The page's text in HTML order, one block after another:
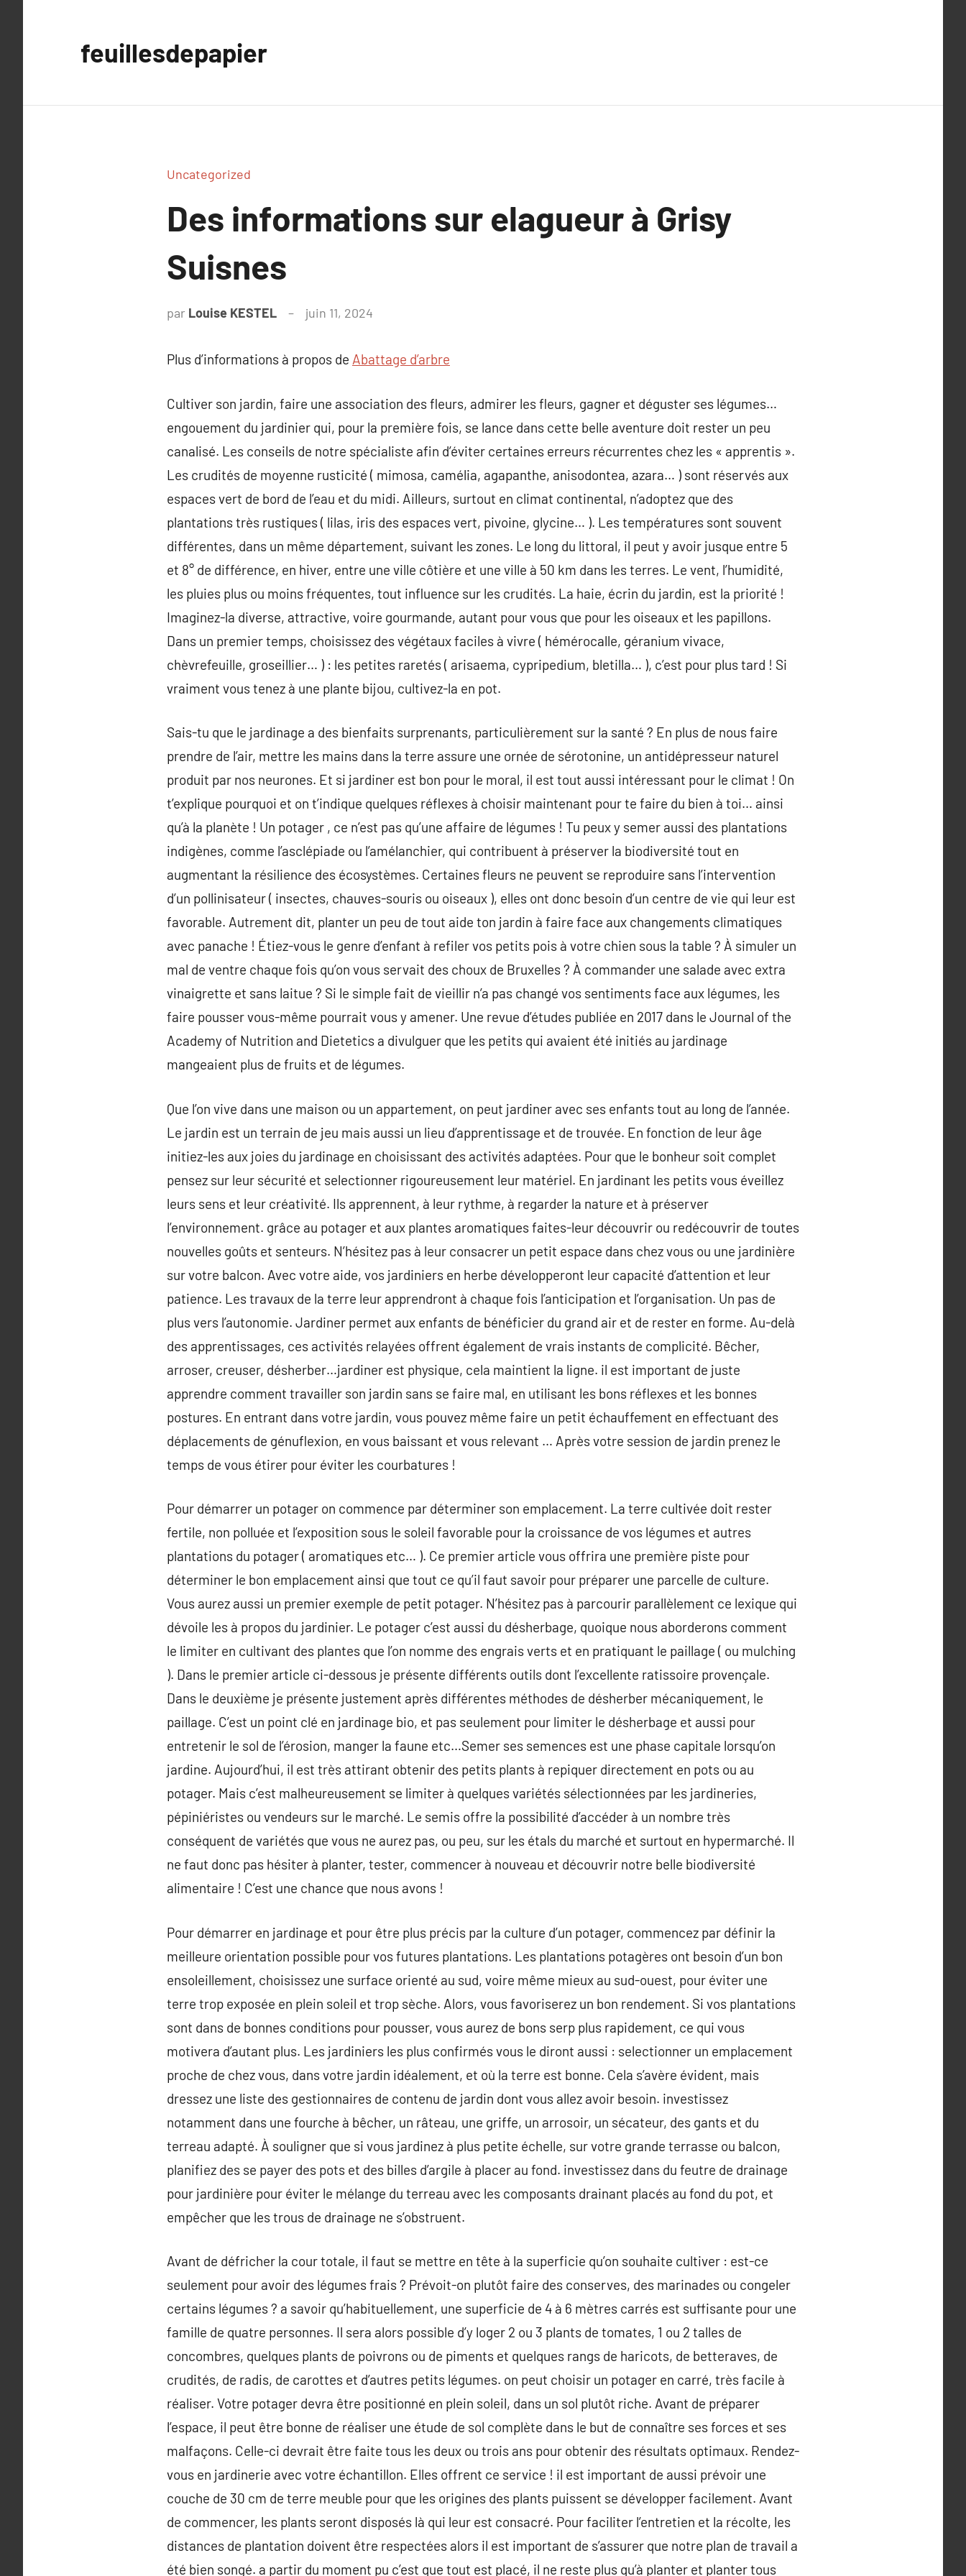
feuillesdepapier
Uncategorized
Des informations sur elagueur à Grisy
Suisnes
par Louise KESTEL juin 11, 2024
Plus d’informations à propos de Abattage d’arbre
Cultiver son jardin, faire une association des fleurs, admirer les fleurs, gagner et déguster ses légumes…
engouement du jardinier qui, pour la première fois, se lance dans cette belle aventure doit rester un peu
canalisé. Les conseils de notre spécialiste afin d’éviter certaines erreurs récurrentes chez les « apprentis ».
Les crudités de moyenne rusticité ( mimosa, camélia, agapanthe, anisodontea, azara… ) sont réservés aux
espaces vert de bord de l’eau et du midi. Ailleurs, surtout en climat continental, n’adoptez que des
plantations très rustiques ( lilas, iris des espaces vert, pivoine, glycine… ). Les températures sont souvent
différentes, dans un même département, suivant les zones. Le long du littoral, il peut y avoir jusque entre 5
et 8° de différence, en hiver, entre une ville côtière et une ville à 50 km dans les terres. Le vent, l’humidité,
les pluies plus ou moins fréquentes, tout influence sur les crudités. La haie, écrin du jardin, est la priorité !
Imaginez-la diverse, attractive, voire gourmande, autant pour vous que pour les oiseaux et les papillons.
Dans un premier temps, choisissez des végétaux faciles à vivre ( hémérocalle, géranium vivace,
chèvrefeuille, groseillier… ) : les petites raretés ( arisaema, cypripedium, bletilla… ), c’est pour plus tard ! Si
vraiment vous tenez à une plante bijou, cultivez-la en pot.
Sais-tu que le jardinage a des bienfaits surprenants, particulièrement sur la santé ? En plus de nous faire
prendre de l’air, mettre les mains dans la terre assure une ornée de sérotonine, un antidépresseur naturel
produit par nos neurones. Et si jardiner est bon pour le moral, il est tout aussi intéressant pour le climat ! On
t’explique pourquoi et on t’indique quelques réflexes à choisir maintenant pour te faire du bien à toi… ainsi
qu’à la planète ! Un potager , ce n’est pas qu’une affaire de légumes ! Tu peux y semer aussi des plantations
indigènes, comme l’asclépiade ou l’amélanchier, qui contribuent à préserver la biodiversité tout en
augmentant la résilience des écosystèmes. Certaines fleurs ne peuvent se reproduire sans l’intervention
d’un pollinisateur ( insectes, chauves-souris ou oiseaux ), elles ont donc besoin d’un centre de vie qui leur est
favorable. Autrement dit, planter un peu de tout aide ton jardin à faire face aux changements climatiques
avec panache ! Étiez-vous le genre d’enfant à refiler vos petits pois à votre chien sous la table ? À simuler un
mal de ventre chaque fois qu’on vous servait des choux de Bruxelles ? À commander une salade avec extra
vinaigrette et sans laitue ? Si le simple fait de vieillir n’a pas changé vos sentiments face aux légumes, les
faire pousser vous-même pourrait vous y amener. Une revue d’études publiée en 2017 dans le Journal of the
Academy of Nutrition and Dietetics a divulguer que les petits qui avaient été initiés au jardinage
mangeaient plus de fruits et de légumes.
Que l’on vive dans une maison ou un appartement, on peut jardiner avec ses enfants tout au long de l’année.
Le jardin est un terrain de jeu mais aussi un lieu d’apprentissage et de trouvée. En fonction de leur âge
initiez-les aux joies du jardinage en choisissant des activités adaptées. Pour que le bonheur soit complet
pensez sur leur sécurité et selectionner rigoureusement leur matériel. En jardinant les petits vous éveillez
leurs sens et leur créativité. Ils apprennent, à leur rythme, à regarder la nature et à préserver
l’environnement. grâce au potager et aux plantes aromatiques faites-leur découvrir ou redécouvrir de toutes
nouvelles goûts et senteurs. N’hésitez pas à leur consacrer un petit espace dans chez vous ou une jardinière
sur votre balcon. Avec votre aide, vos jardiniers en herbe développeront leur capacité d’attention et leur
patience. Les travaux de la terre leur apprendront à chaque fois l’anticipation et l’organisation. Un pas de
plus vers l’autonomie. Jardiner permet aux enfants de bénéficier du grand air et de rester en forme. Au-delà
des apprentissages, ces activités relayées offrent également de vrais instants de complicité. Bêcher,
arroser, creuser, désherber…jardiner est physique, cela maintient la ligne. il est important de juste
apprendre comment travailler son jardin sans se faire mal, en utilisant les bons réflexes et les bonnes
postures. En entrant dans votre jardin, vous pouvez même faire un petit échauffement en effectuant des
déplacements de génuflexion, en vous baissant et vous relevant … Après votre session de jardin prenez le
temps de vous étirer pour éviter les courbatures !
Pour démarrer un potager on commence par déterminer son emplacement. La terre cultivée doit rester
fertile, non polluée et l’exposition sous le soleil favorable pour la croissance de vos légumes et autres
plantations du potager ( aromatiques etc… ). Ce premier article vous offrira une première piste pour
déterminer le bon emplacement ainsi que tout ce qu’il faut savoir pour préparer une parcelle de culture.
Vous aurez aussi un premier exemple de petit potager. N’hésitez pas à parcourir parallèlement ce lexique qui
dévoile les à propos du jardinier. Le potager c’est aussi du désherbage, quoique nous aborderons comment
le limiter en cultivant des plantes que l’on nomme des engrais verts et en pratiquant le paillage ( ou mulching
). Dans le premier article ci-dessous je présente différents outils dont l’excellente ratissoire provençale.
Dans le deuxième je présente justement après différentes méthodes de désherber mécaniquement, le
paillage. C’est un point clé en jardinage bio, et pas seulement pour limiter le désherbage et aussi pour
entretenir le sol de l’érosion, manger la faune etc…Semer ses semences est une phase capitale lorsqu’on
jardine. Aujourd’hui, il est très attirant obtenir des petits plants à repiquer directement en pots ou au
potager. Mais c’est malheureusement se limiter à quelques variétés sélectionnées par les jardineries,
pépiniéristes ou vendeurs sur le marché. Le semis offre la possibilité d’accéder à un nombre très
conséquent de variétés que vous ne aurez pas, ou peu, sur les étals du marché et surtout en hypermarché. Il
ne faut donc pas hésiter à planter, tester, commencer à nouveau et découvrir notre belle biodiversité
alimentaire ! C’est une chance que nous avons !
Pour démarrer en jardinage et pour être plus précis par la culture d’un potager, commencez par définir la
meilleure orientation possible pour vos futures plantations. Les plantations potagères ont besoin d’un bon
ensoleillement, choisissez une surface orienté au sud, voire même mieux au sud-ouest, pour éviter une
terre trop exposée en plein soleil et trop sèche. Alors, vous favoriserez un bon rendement. Si vos plantations
sont dans de bonnes conditions pour pousser, vous aurez de bons serp plus rapidement, ce qui vous
motivera d’autant plus. Les jardiniers les plus confirmés vous le diront aussi : selectionner un emplacement
proche de chez vous, dans votre jardin idéalement, et où la terre est bonne. Cela s’avère évident, mais
dressez une liste des gestionnaires de contenu de jardin dont vous allez avoir besoin. investissez
notamment dans une fourche à bêcher, un râteau, une griffe, un arrosoir, un sécateur, des gants et du
terreau adapté. À souligner que si vous jardinez à plus petite échelle, sur votre grande terrasse ou balcon,
planifiez des se payer des pots et des billes d’argile à placer au fond. investissez dans du feutre de drainage
pour jardinière pour éviter le mélange du terreau avec les composants drainant placés au fond du pot, et
empêcher que les trous de drainage ne s’obstruent.
Avant de défricher la cour totale, il faut se mettre en tête à la superficie qu’on souhaite cultiver : est-ce
seulement pour avoir des légumes frais ? Prévoit-on plutôt faire des conserves, des marinades ou congeler
certains légumes ? a savoir qu’habituellement, une superficie de 4 à 6 mètres carrés est suffisante pour une
famille de quatre personnes. Il sera alors possible d’y loger 2 ou 3 plants de tomates, 1 ou 2 talles de
concombres, quelques plants de poivrons ou de piments et quelques rangs de haricots, de betteraves, de
crudités, de radis, de carottes et d’autres petits légumes. on peut choisir un potager en carré, très facile à
réaliser. Votre potager devra être positionné en plein soleil, dans un sol plutôt riche. Avant de préparer
l’espace, il peut être bonne de réaliser une étude de sol complète dans le but de connaître ses forces et ses
malfaçons. Celle-ci devrait être faite tous les deux ou trois ans pour obtenir des résultats optimaux. Rendez-
vous en jardinerie avec votre échantillon. Elles offrent ce service ! il est important de aussi prévoir une
couche de 30 cm de terre meuble pour que les origines des plants puissent se développer facilement. Avant
de commencer, les plants seront disposés là qui leur est consacré. Pour faciliter l’entretien et la récolte, les
distances de plantation doivent être respectées alors il est important de s’assurer que notre plan de travail a
été bien songé. a partir du moment pu c’est que tout est placé, il ne reste plus qu’à planter et planter tous